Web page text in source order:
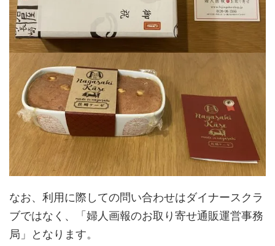
なお、利用に際しての問い合わせはダイナースクラ
ブではなく、「婦人画報のお取り寄せ通販運営事務
局」となります。